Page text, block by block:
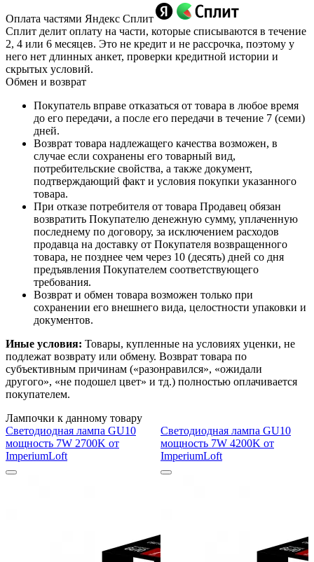
Оплата частями Яндекс Сплит
Сплит делит оплату на части, которые списываются в течение
2, 4 или 6 месяцев. Это не кредит и не рассрочка, поэтому у
него нет длинных анкет, проверки кредитной истории и
скрытых условий.
Обмен и возврат
Покупатель вправе отказаться от товара в любое время
до его передачи, а после его передачи в течение 7 (семи)
дней.
Возврат товара надлежащего качества возможен, в
случае если сохранены его товарный вид,
потребительские свойства, а также документ,
подтверждающий факт и условия покупки указанного
товара.
При отказе потребителя от товара Продавец обязан
возвратить Покупателю денежную сумму, уплаченную
последнему по договору, за исключением расходов
продавца на доставку от Покупателя возвращенного
товара, не позднее чем через 10 (десять) дней со дня
предъявления Покупателем соответствующего
требования.
Возврат и обмен товара возможен только при
сохранении его внешнего вида, целостности упаковки и
документов.
Иные условия: Товары, купленные на условиях уценки, не
подлежат возврату или обмену. Возврат товара по
субъективным причинам («разонравился», «ожидали
другого», «не подошел цвет» и тд.) полностью оплачивается
покупателем.
Лампочки к данному товару
Светодиодная лампа GU10
мощность 7W 2700K от
ImperiumLoft
Светодиодная лампа GU10
мощность 7W 4200K от
ImperiumLoft